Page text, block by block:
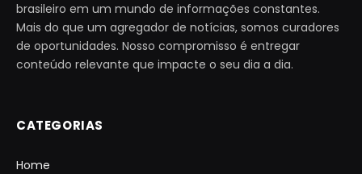
brasileiro em um mundo de informações constantes.
Mais do que um agregador de notícias, somos curadores
de oportunidades. Nosso compromisso é entregar
conteúdo relevante que impacte o seu dia a dia.
CATEGORIAS
Home